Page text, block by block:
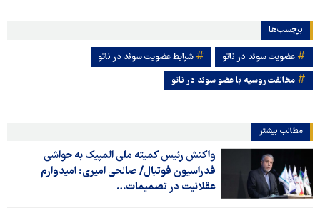
برچسب‌ها
عضویت سوئد در ناتو
شرایط عضویت سوئد در ناتو
مخالفت روسیه با عضو سوئد در ناتو
مطالب بیشتر
واکنش رئیس کمیته ملی المپیک به حواشی
فدراسیون فوتبال/ صالحی امیری: امیدوارم
عقلانیت در تصمیمات…